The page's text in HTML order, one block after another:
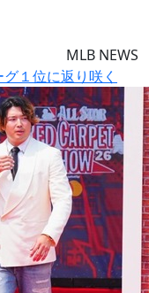
MLB NEWS
１位に返り咲く